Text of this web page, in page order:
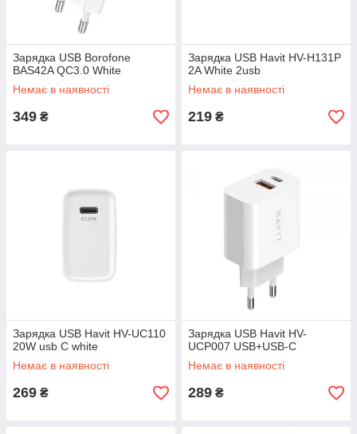
Зарядка USB Borofone
BAS42A QC3.0 White
Немає в наявності
349 ₴
Зарядка USB Havit HV-H131P
2A White 2usb
Немає в наявності
219 ₴
Зарядка USB Havit HV-UC110
20W usb C white
Немає в наявності
269 ₴
Зарядка USB Havit HV-
UCP007 USB+USB-C
Немає в наявності
289 ₴